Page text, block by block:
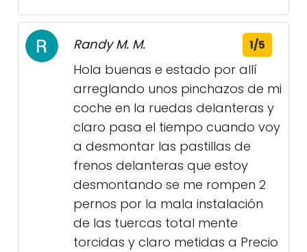
Randy M. M. 1/5
Hola buenas e estado por allí
arreglando unos pinchazos de mi
coche en la ruedas delanteras y
claro pasa el tiempo cuando voy
a desmontar las pastillas de
frenos delanteras que estoy
desmontando se me rompen 2
pernos por la mala instalación
de las tuercas total mente
torcidas y claro metidas a Precio